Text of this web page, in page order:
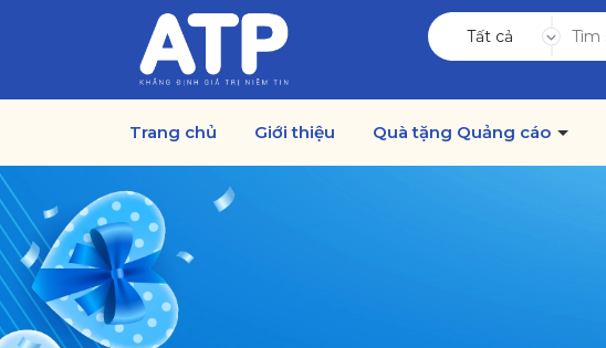
Tất cả
Trang chủ Giới thiệu Quà tặng Quảng cáo